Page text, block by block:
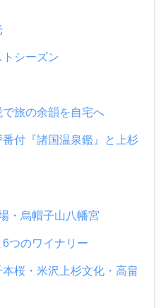
シーズン
旅の余韻を自宅へ
付『諸国温泉鑑』と上杉
・烏帽子山八幡宮
つのワイナリー
桜・米沢上杉文化・高畠